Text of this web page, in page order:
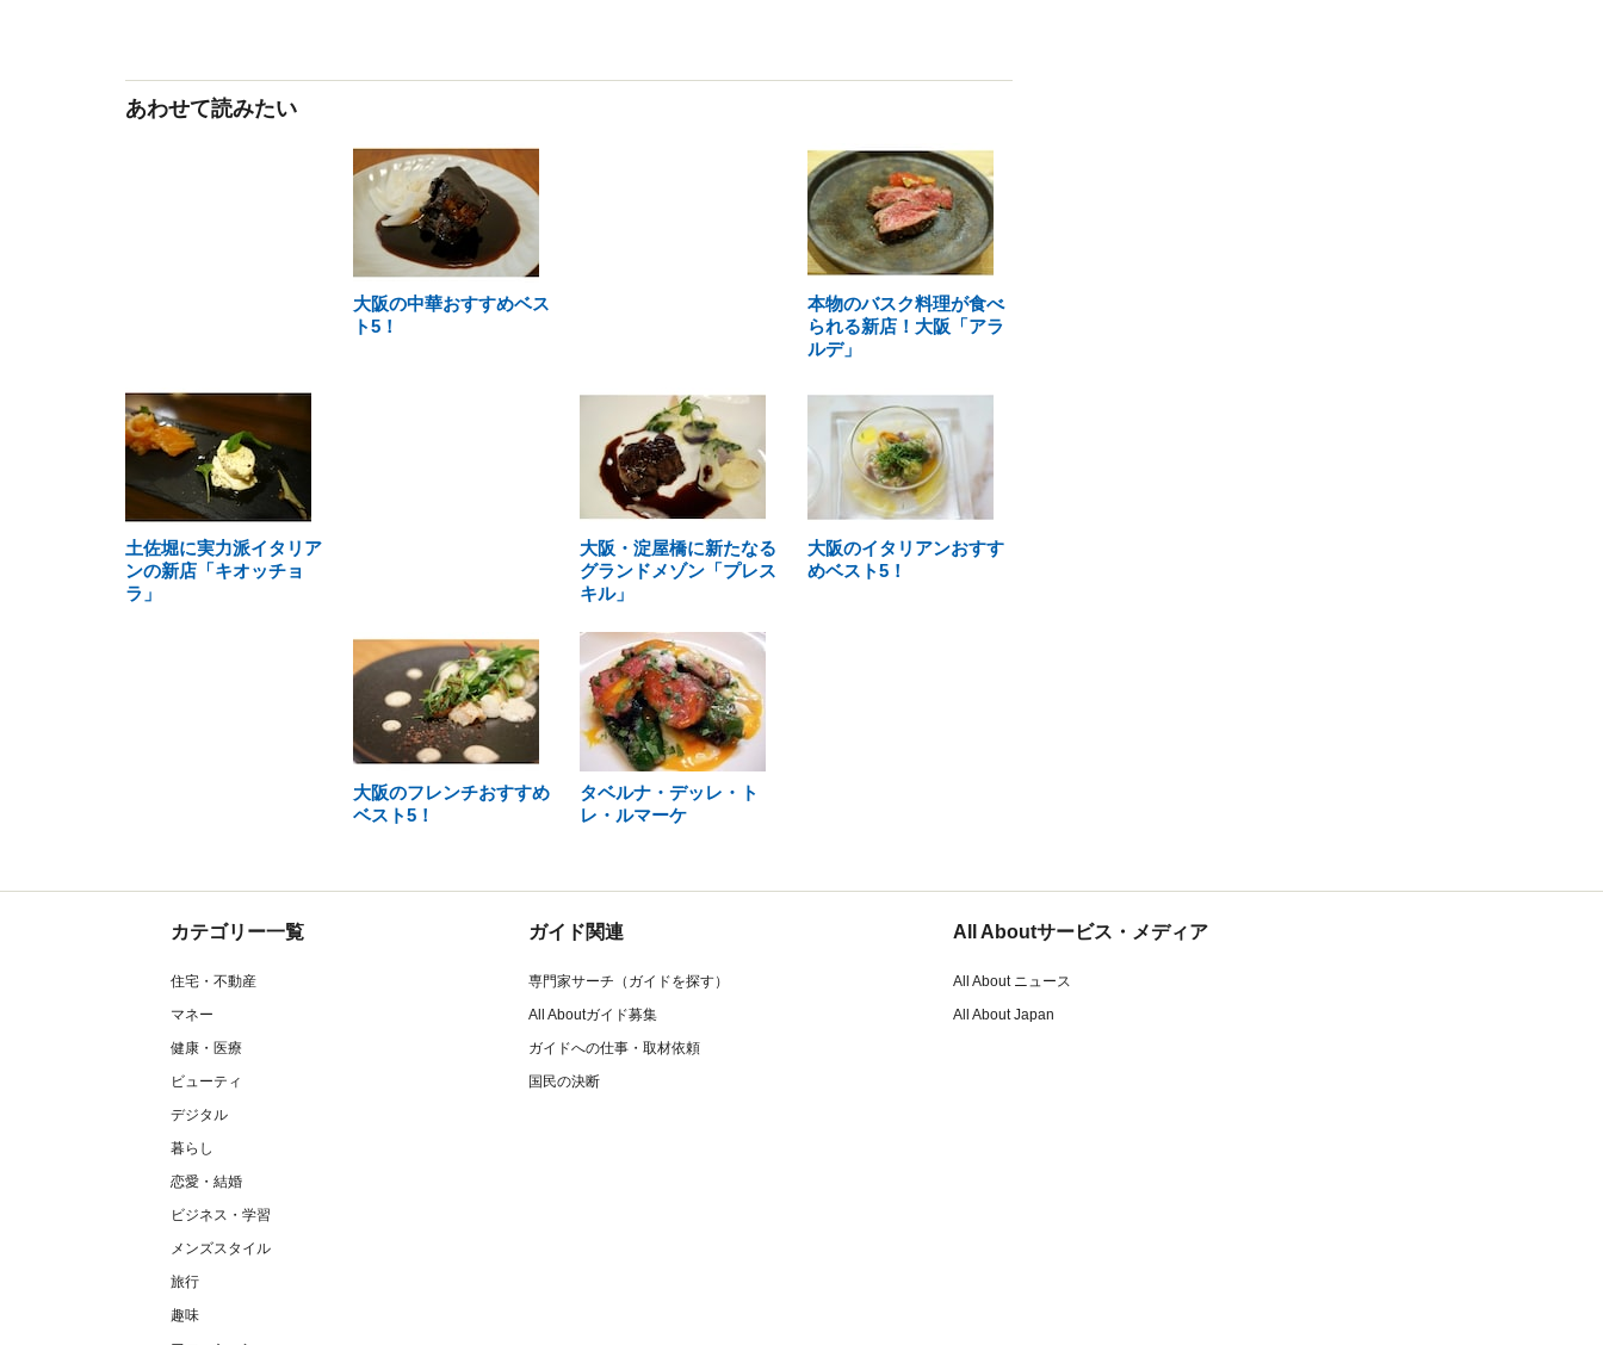
あわせて読みたい
大阪の中華おすすめベス
ト5！
本物のバスク料理が食べ
られる新店！大阪「アラ
ルデ」
土佐堀に実力派イタリア
ンの新店「キオッチョ
ラ」
大阪・淀屋橋に新たなる
グランドメゾン「プレス
キル」
大阪のイタリアンおすす
めベスト5！
大阪のフレンチおすすめ
ベスト5！
タベルナ・デッレ・ト
レ・ルマーケ
カテゴリー一覧
住宅・不動産
マネー
健康・医療
ビューティ
デジタル
暮らし
恋愛・結婚
ビジネス・学習
メンズスタイル
旅行
趣味
ガイド関連
専門家サーチ（ガイドを探す）
All Aboutガイド募集
ガイドへの仕事・取材依頼
国民の決断
All Aboutサービス・メディア
All About ニュース
All About Japan